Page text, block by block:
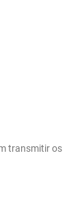
transmitir os